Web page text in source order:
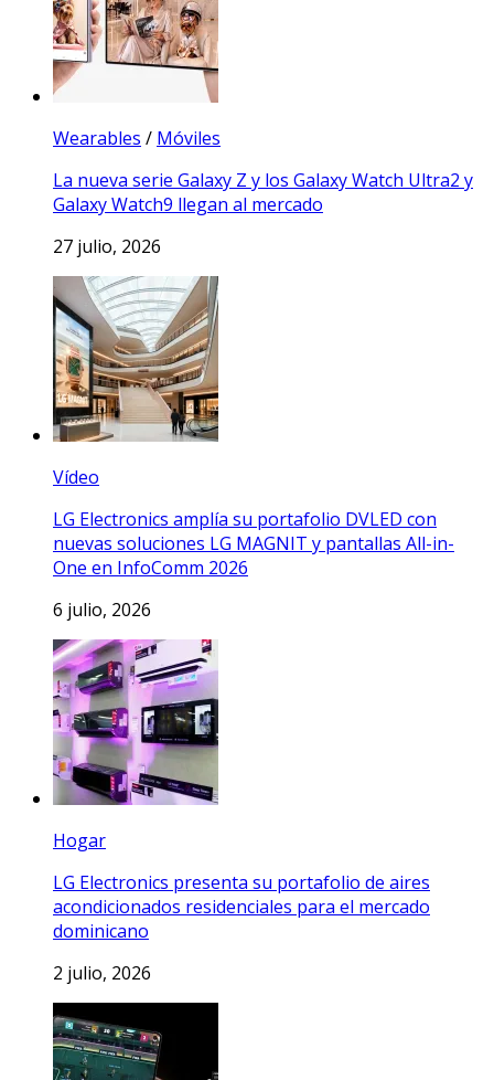
Wearables / Móviles
La nueva serie Galaxy Z y los Galaxy Watch Ultra2 y
Galaxy Watch9 llegan al mercado
27 julio, 2026
Vídeo
LG Electronics amplía su portafolio DVLED con
nuevas soluciones LG MAGNIT y pantallas All-in-
One en InfoComm 2026
6 julio, 2026
Hogar
LG Electronics presenta su portafolio de aires
acondicionados residenciales para el mercado
dominicano
2 julio, 2026